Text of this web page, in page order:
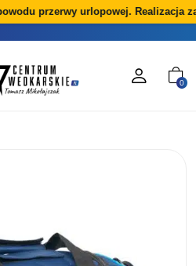
przerwy urlopowej. Realizacja
0